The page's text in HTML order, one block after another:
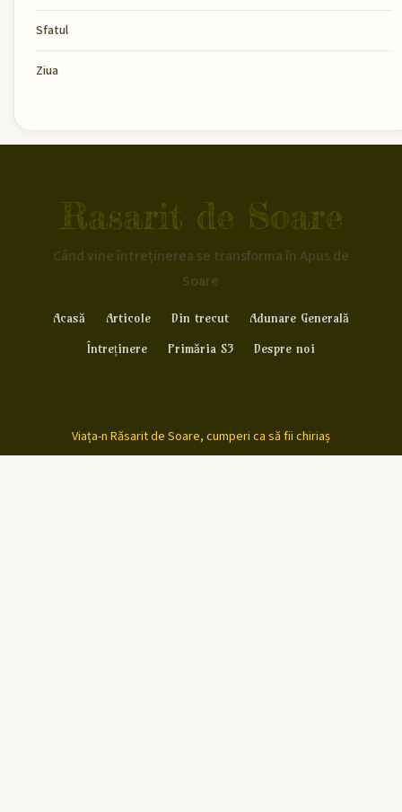
Sfatul
Ziua
Rasarit de Soare
Când vine întreținerea se transforma în Apus de
Soare
Acasă Articole Din trecut
Adunare Generală
Întreținere
Primăria S3 Despre noi
Viața-n Răsarit de Soare, cumperi ca să fii chiriaș